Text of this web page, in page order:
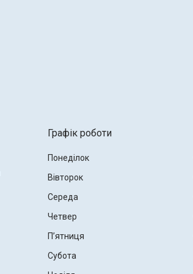
Графік роботи
Понеділок
Вівторок
Середа
Четвер
Пʼятниця
Субота